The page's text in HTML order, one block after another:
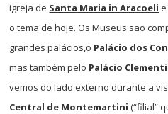
igreja de Santa Maria in Aracoeli
o tema de hoje. Os Museus são
grandes palácios,o Palácio dos
mas também pelo Palácio
vemos do lado externo durante a
Central de Montemartini (“filial”